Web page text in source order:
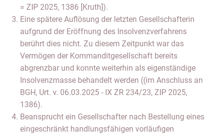
= ZIP 2025, 1386 [Kruth]).
Eine spätere Auflösung der letzten Gesellschafterin
aufgrund der Eröffnung des Insolvenzverfahrens
berührt dies nicht. Zu diesem Zeitpunkt war das
Vermögen der Kommanditgesellschaft bereits
abgrenzbar und konnte weiterhin als eigenständige
Insolvenzmasse behandelt werden ((im Anschluss an
BGH, Urt. v. 06.03.2025 - IX ZR 234/23, ZIP 2025,
1386).
Beansprucht ein Gesellschafter nach Bestellung eines
eingeschränkt handlungsfähigen vorläufigen